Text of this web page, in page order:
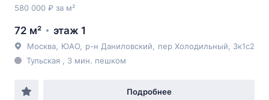
580 000 ₽ за м²
72 м² этаж 1
Москва ЮАО р-н Даниловский пер Холодильный , 3к1с2
Тульская , 3 мин. пешком
Подробнее